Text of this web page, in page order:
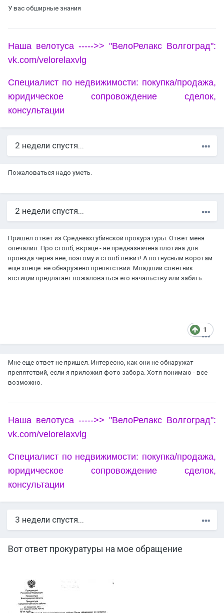
У вас обширные знания
Наша велотуса ----->> "ВелоРелакс Волгоград":
vk.com/velorelaxvlg
Специалист по недвижимости: покупка/продажа,
юридическое сопровождение сделок,
консультации
2 недели спустя...
Пожаловаться надо уметь.
2 недели спустя...
Пришел ответ из Среднеахтубинской прокуратуры. Ответ меня
опечалил. Про столб, вкраце - не предназначена плотина для
проезда через нее, поэтому и столб лежит! А по гнусным воротам
еще хлеще: не обнаружено препятствий. Младший советник
юстиции предлагает пожаловаться его начальству или забить.
1
Мне еще ответ не пришел. Интересно, как они не обнаружат
препятствий, если я приложил фото забора. Хотя понимаю - все
возможно.
Наша велотуса ----->> "ВелоРелакс Волгоград":
vk.com/velorelaxvlg
Специалист по недвижимости: покупка/продажа,
юридическое сопровождение сделок,
консультации
3 недели спустя...
Вот ответ прокуратуры на мое обращение